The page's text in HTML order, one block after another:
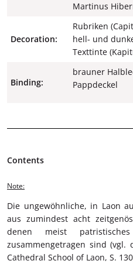
Martinus
Decoration:
Rubriken
hell- und
Texttinte
Binding:
brauner
Pappdeckel
Contents
Note:
Die ungewöhnliche, in Laon
aus zumindest acht
denen meist
zusammengetragen sind (vgl.
Cathedral School of Laon, S.